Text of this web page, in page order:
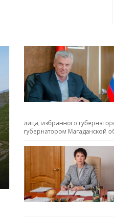
лица, избранного
губернатором Магаданской